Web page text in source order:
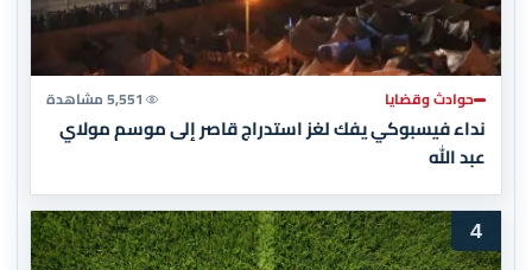
حوادث وقضايا 5,551 مشاهدة
نداء فيسبوكي يفك لغز استدراج قاصر إلى موسم مولاي
عبد الله
4